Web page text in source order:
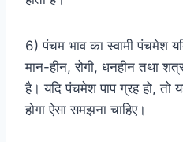
6) पंचम भाव का स्वामी पंचमेश
मान-हीन, रोगी, धनहीन तथा
है। यदि पंचमेश पाप ग्रह हो,
होगा ऐसा समझना चाहिए।